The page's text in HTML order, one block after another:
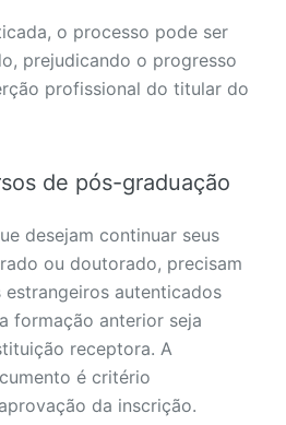
o processo pode ser
prejudicando o progresso
profissional do titular do
de pós-graduação
desejam continuar seus
ou doutorado, precisam
autenticados
formação anterior seja
receptora. A
é critério
da inscrição.